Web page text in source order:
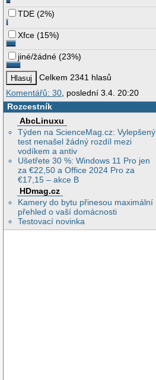
TDE (2%)
Xfce (15%)
jiné/žádné (23%)
Celkem 2341 hlasů
Komentářů: 30 , poslední 3.4. 20:20
Rozcestník
AbcLinuxu
Týden na ScienceMag.cz: Vylepšený
test nenašel žádný rozdíl mezi
vodíkem a antiv
Ušetřete 30 %: Windows 11 Pro jen
za €22,50 a Office 2024 Pro za
€17,15 – akce B
HDmag.cz
Kamery do bytu přinesou maximální
přehled o vaší domácnosti
Testovací novinka